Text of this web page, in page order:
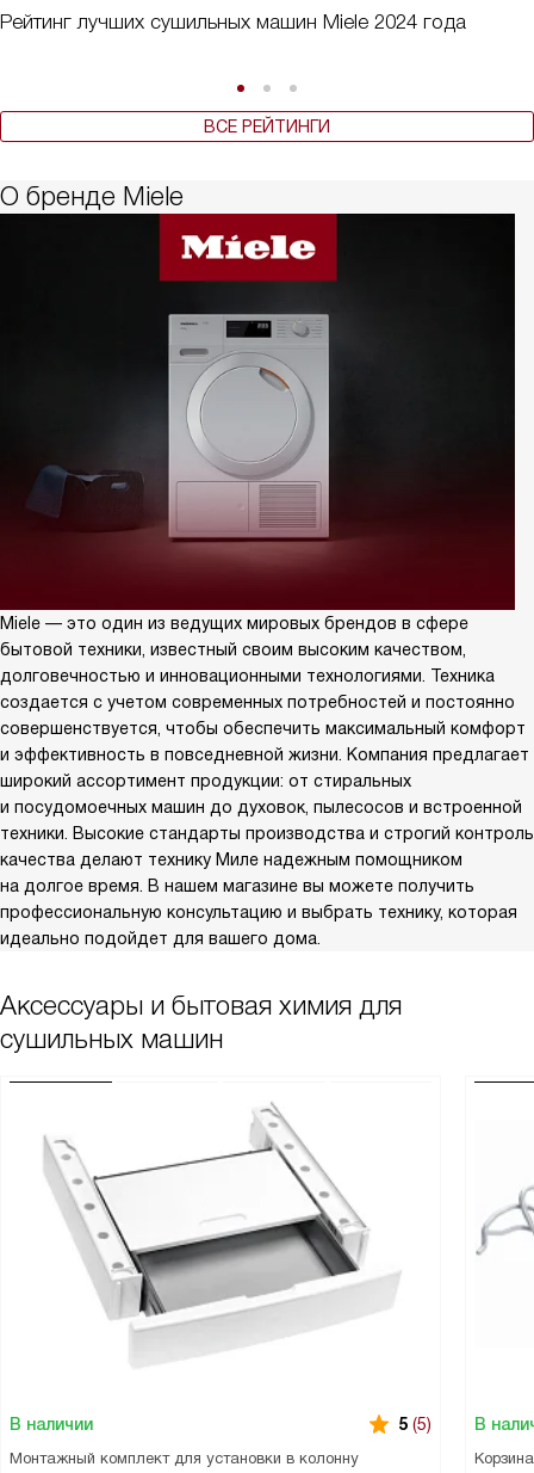
Рейтинг лучших сушильных машин Miele 2024 года
ВСЕ РЕЙТИНГИ
О бренде Miele
Miele — это один из ведущих мировых брендов в сфере
бытовой техники, известный своим высоким качеством,
долговечностью и инновационными технологиями. Техника
создается с учетом современных потребностей и постоянно
совершенствуется, чтобы обеспечить максимальный комфорт
и эффективность в повседневной жизни. Компания предлагает
широкий ассортимент продукции: от стиральных
и посудомоечных машин до духовок, пылесосов и встроенной
техники. Высокие стандарты производства и строгий контроль
качества делают технику Миле надежным помощником
на долгое время. В нашем магазине вы можете получить
профессиональную консультацию и выбрать технику, которая
идеально подойдет для вашего дома.
Аксессуары и бытовая химия для
сушильных машин
В наличии 5 (5)
Монтажный комплект для установки в колонну
В